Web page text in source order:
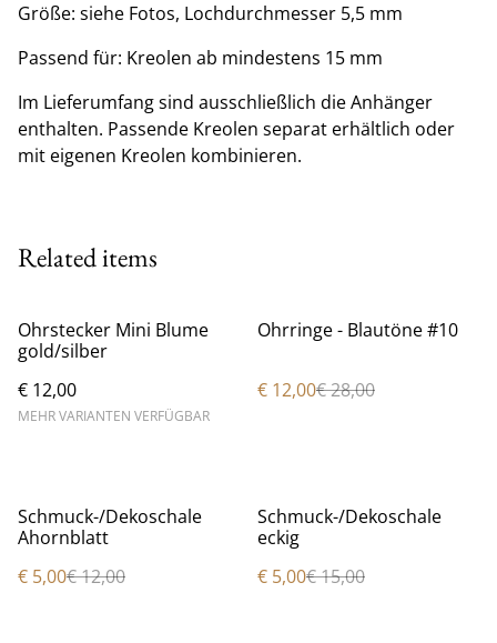
Größe: siehe Fotos, Lochdurchmesser 5,5 mm
Passend für: Kreolen ab mindestens 15 mm
Im Lieferumfang sind ausschließlich die Anhänger
enthalten. Passende Kreolen separat erhältlich oder
mit eigenen Kreolen kombinieren.
Related items
Ohrstecker Mini Blume
gold/silber
€ 12,00
MEHR VARIANTEN VERFÜGBAR
%
Ohrringe - Blautöne #10
€ 12,00€ 28,00
%
Schmuck-/Dekoschale
Ahornblatt
€ 5,00€ 12,00
%
Schmuck-/Dekoschale
eckig
€ 5,00€ 15,00